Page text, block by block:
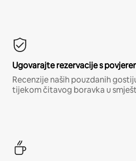
Ugovarajte rezervacije s
Recenzije naših pouzdanih
tijekom čitavog boravka u